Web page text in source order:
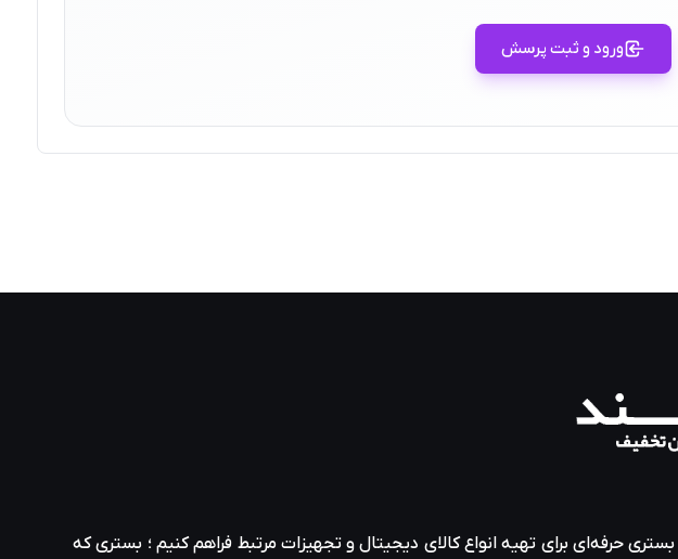
ورود و ثبت پرسش
حرفه‌ای برای تهیه‌ انواع کالای دیجیتال و تجهیزات مرتبط فراهم کنیم ؛ بستری که